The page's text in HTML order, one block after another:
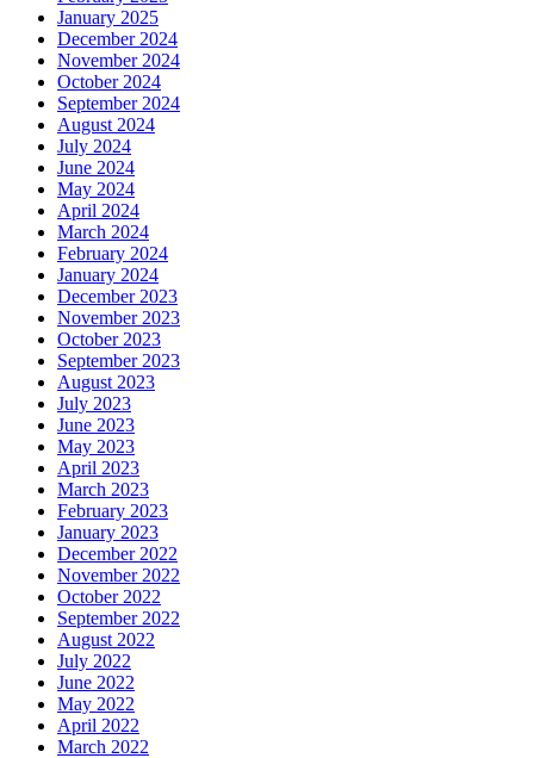
January 2025
December 2024
November 2024
October 2024
September 2024
August 2024
July 2024
June 2024
May 2024
April 2024
March 2024
February 2024
January 2024
December 2023
November 2023
October 2023
September 2023
August 2023
July 2023
June 2023
May 2023
April 2023
March 2023
February 2023
January 2023
December 2022
November 2022
October 2022
September 2022
August 2022
July 2022
June 2022
May 2022
April 2022
March 2022